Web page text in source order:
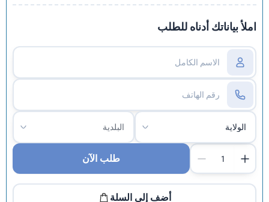
initial
actuel
est :
املأ بياناتك أدناه للطلب
طلب الآن
أضف إلى السلة